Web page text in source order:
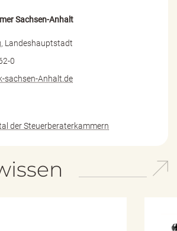
Sachsen-Anhalt
Landeshauptstadt
0
sachsen-Anhalt.de
der Steuerberaterkammern